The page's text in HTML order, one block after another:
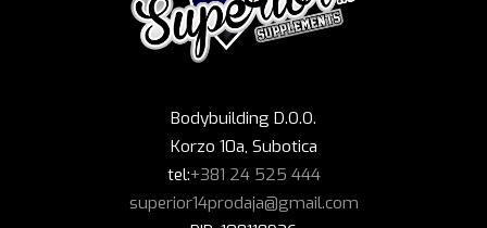
Bodybuilding D.O.O.
Korzo 10a, Subotica
tel:+381 24 525 444
superior14prodaja@gmail.com